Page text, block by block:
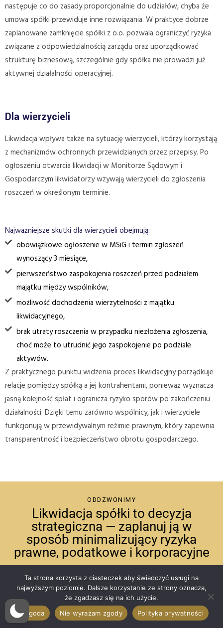
następuje co do zasady proporcjonalnie do udziałów, chyba że
umowa spółki przewiduje inne rozwiązania. W praktyce dobrze
zaplanowane zamknięcie spółki z o.o. pozwala ograniczyć ryzyka
związane z odpowiedzialnością zarządu oraz uporządkować
strukturę biznesową, szczególnie gdy spółka nie prowadzi już
aktywnej działalności operacyjnej.
Dla wierzycieli
Likwidacja wpływa także na sytuację wierzycieli, którzy korzystają
z mechanizmów ochronnych przewidzianych przez przepisy. Po
ogłoszeniu otwarcia likwidacji w Monitorze Sądowym i
Gospodarczym likwidatorzy wzywają wierzycieli do zgłoszenia
roszczeń w określonym terminie.
Najważniejsze skutki dla wierzycieli obejmują:
obowiązkowe ogłoszenie w MSiG i termin zgłoszeń
wynoszący 3 miesiące,
pierwszeństwo zaspokojenia roszczeń przed podziałem
majątku między wspólników,
możliwość dochodzenia wierzytelności z majątku
likwidacyjnego,
brak utraty roszczenia w przypadku niezłożenia zgłoszenia,
choć może to utrudnić jego zaspokojenie po podziale
aktywów.
Z praktycznego punktu widzenia proces likwidacyjny porządkuje
relacje pomiędzy spółką a jej kontrahentami, ponieważ wyznacza
jasną kolejność spłat i ogranicza ryzyko sporów po zakończeniu
działalności. Dzięki temu zarówno wspólnicy, jak i wierzyciele
funkcjonują w przewidywalnym reżimie prawnym, który zapewnia
transparentność i bezpieczeństwo obrotu gospodarczego.
ODDZWONIMY
Likwidacja spółki to decyzja
strategiczna — zaplanuj ją w
sposób minimalizujący ryzyka
prawne, podatkowe i korporacyjne
Imię i nazwisko
Email
Ta strona korzysta z ciasteczek aby świadczyć usługi na
najwyższym poziomie. Dalsze korzystanie ze strony oznacza,
że zgadzasz się na ich użycie.
Zgoda
Nie wyrażam zgody Polityka prywatności